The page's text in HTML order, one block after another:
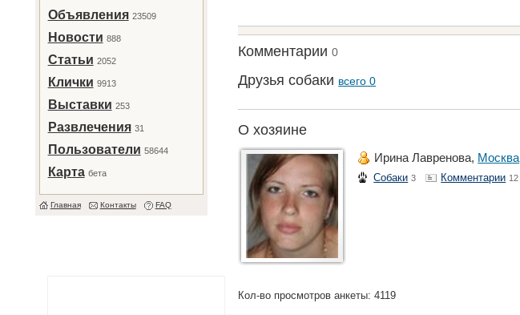
Объявления 23509
Новости 888
Статьи 2052
Клички 9913
Выставки 253
Развлечения 31
Пользователи 58644
Карта бета
Главная Контакты FAQ
Комментарии0
Друзья собаки всего 0
О хозяине
Ирина Лавренова, Москва
Собаки 3 Комментарии 12
Кол-во просмотров анкеты: 4119